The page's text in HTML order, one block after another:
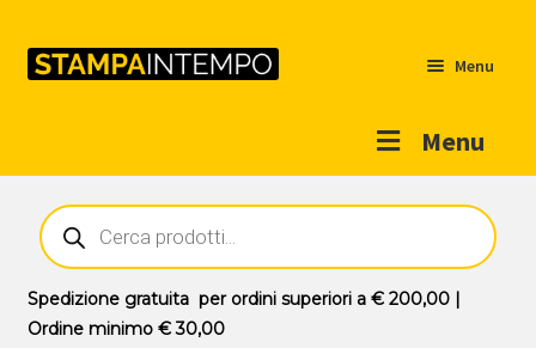
Menu
Menu
Outlet
Prodotti
Novità
Ricerca
prodotti
Spedizione gratuitaper ordini superiori a € 200,00|
Ordine minimo € 30,00